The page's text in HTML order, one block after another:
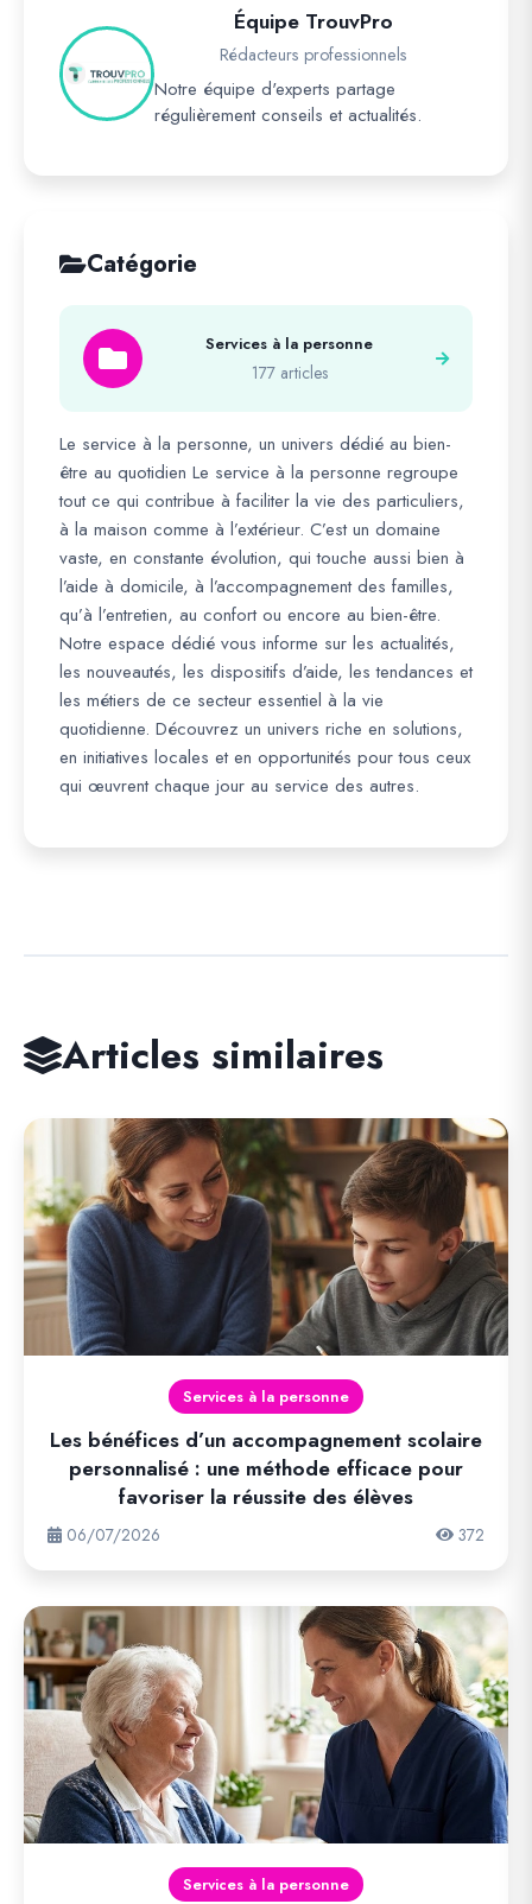
Équipe TrouvPro
Rédacteurs professionnels
Notre équipe d'experts partage
régulièrement conseils et actualités.
Catégorie
Services à la personne
177 articles
Le service à la personne, un univers dédié au bien-
être au quotidien Le service à la personne regroupe
tout ce qui contribue à faciliter la vie des particuliers,
à la maison comme à l’extérieur. C’est un domaine
vaste, en constante évolution, qui touche aussi bien à
l’aide à domicile, à l’accompagnement des familles,
qu’à l’entretien, au confort ou encore au bien-être.
Notre espace dédié vous informe sur les actualités,
les nouveautés, les dispositifs d’aide, les tendances et
les métiers de ce secteur essentiel à la vie
quotidienne. Découvrez un univers riche en solutions,
en initiatives locales et en opportunités pour tous ceux
qui œuvrent chaque jour au service des autres.
Articles similaires
Services à la personne
Les bénéfices d’un accompagnement scolaire
personnalisé : une méthode efficace pour
favoriser la réussite des élèves
06/07/2026 372
Services à la personne